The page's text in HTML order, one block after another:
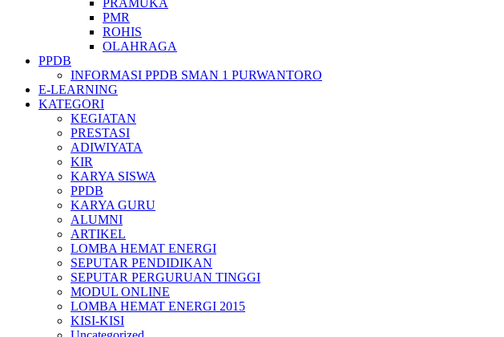
PRAMUKA
PMR
ROHIS
OLAHRAGA
PPDB
INFORMASI PPDB SMAN 1 PURWANTORO
E-LEARNING
KATEGORI
KEGIATAN
PRESTASI
ADIWIYATA
KIR
KARYA SISWA
PPDB
KARYA GURU
ALUMNI
ARTIKEL
LOMBA HEMAT ENERGI
SEPUTAR PENDIDIKAN
SEPUTAR PERGURUAN TINGGI
MODUL ONLINE
LOMBA HEMAT ENERGI 2015
KISI-KISI